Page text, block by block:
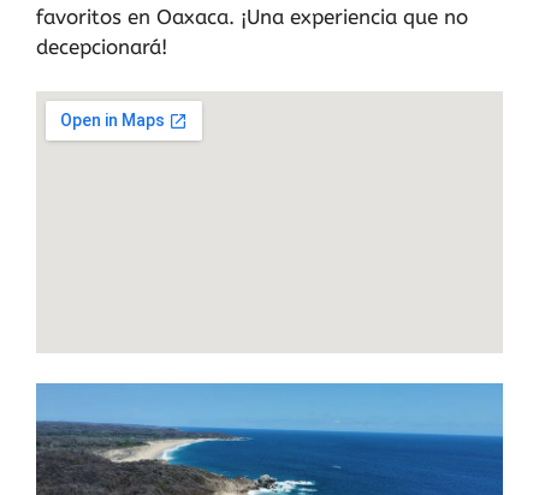
favoritos en Oaxaca. ¡Una experiencia que no
decepcionará!